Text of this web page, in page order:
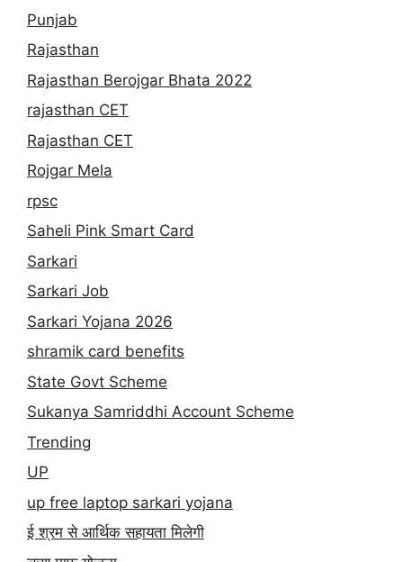
Punjab
Rajasthan
Rajasthan Berojgar Bhata 2022
rajasthan CET
Rajasthan CET
Rojgar Mela
rpsc
Saheli Pink Smart Card
Sarkari
Sarkari Job
Sarkari Yojana 2026
shramik card benefits
State Govt Scheme
Sukanya Samriddhi Account Scheme
Trending
UP
up free laptop sarkari yojana
ई श्रम से आर्थिक सहायता मिलेगी